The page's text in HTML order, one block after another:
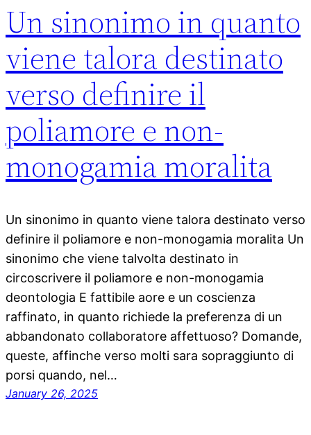
Un sinonimo in quanto
viene talora destinato
verso definire il
poliamore e non-
monogamia moralita
Un sinonimo in quanto viene talora destinato verso
definire il poliamore e non-monogamia moralita Un
sinonimo che viene talvolta destinato in
circoscrivere il poliamore e non-monogamia
deontologia E fattibile aore e un coscienza
raffinato, in quanto richiede la preferenza di un
abbandonato collaboratore affettuoso? Domande,
queste, affinche verso molti sara sopraggiunto di
porsi quando, nel…
January 26, 2025